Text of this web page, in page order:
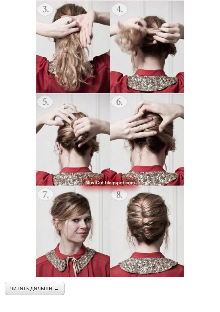
читать дальше →